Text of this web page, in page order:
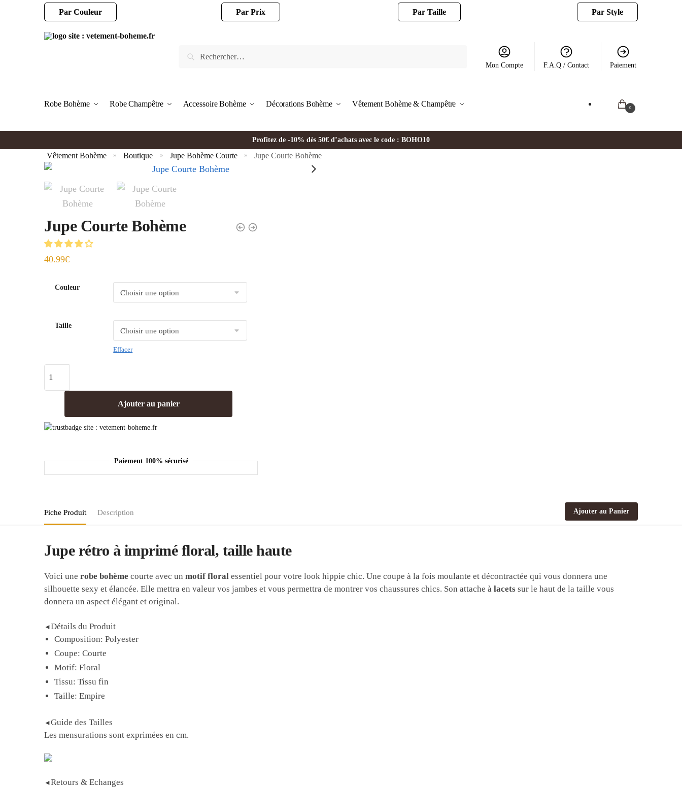
Par Couleur Par Prix Par Taille Par Style
Mon Compte F.A.Q / Contact Paiement
Robe Bohème Robe Champêtre Accessoire Bohème Décorations Bohème Vêtement Bohème & Champêtre 0
Profitez de -10% dès 50€ d’achats avec le code : BOHO10
Vêtement Bohème » Boutique » Jupe Bohème Courte » Jupe Courte Bohème
Jupe Courte Bohème
40.99€
Couleur
Taille
Effacer
Ajouter au panier
Paiement 100% sécurisé
Fiche Produit Description Ajouter au Panier
Jupe rétro à imprimé floral, taille haute
Voici unerobe bohème courte avec unmotif floral essentiel pour votre look hippie chic. Une coupe à la fois moulante et décontractée qui vous donnera une
silhouette sexy et élancée. Elle mettra en valeur vos jambes et vous permettra de montrer vos chaussures chics. Son attache àlacets sur le haut de la taille vous
donnera un aspect élégant et original.
◄Détails du Produit
Composition: Polyester
Coupe: Courte
Motif: Floral
Tissu: Tissu fin
Taille: Empire
◄Guide des Tailles
Les mensurations sont exprimées en cm.
◄Retours & Echanges